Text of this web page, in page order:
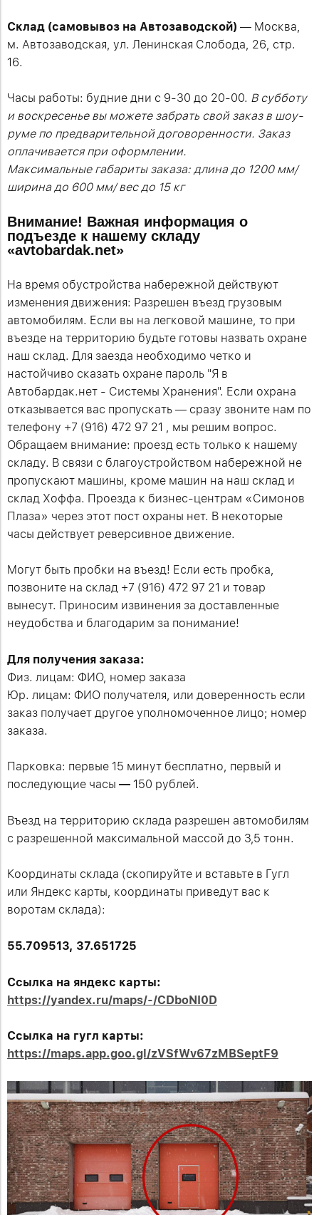
Склад (самовывоз на Автозаводской) — Москва,
м. Автозаводская, ул. Ленинская Слобода, 26, стр.
16.
Часы работы: будние дни с 9-30 до 20-00. В субботу
и воскресенье вы можете забрать свой заказ в шоу-
руме по предварительной договоренности. Заказ
оплачивается при оформлении.
Максимальные габариты заказа: длина до 1200 мм/
ширина до 600 мм/ вес до 15 кг
Внимание! Важная информация о
подъезде к нашему складу
«avtobardak.net»
На время обустройства набережной действуют
изменения движения: Разрешен въезд грузовым
автомобилям. Если вы на легковой машине, то при
въезде на территорию будьте готовы назвать охране
наш склад. Для заезда необходимо четко и
настойчиво сказать охране пароль "Я в
Автобардак.нет - Системы Хранения". Если охрана
отказывается вас пропускать — сразу звоните нам по
телефону +7 (916) 472 97 21 , мы решим вопрос.
Обращаем внимание: проезд есть только к нашему
складу. В связи с благоустройством набережной не
пропускают машины, кроме машин на наш склад и
склад Хоффа. Проезда к бизнес-центрам «Симонов
Плаза» через этот пост охраны нет. В некоторые
часы действует реверсивное движение.
Могут быть пробки на въезд! Если есть пробка,
позвоните на склад +7 (916) 472 97 21 и товар
вынесут. Приносим извинения за доставленные
неудобства и благодарим за понимание!
Для получения заказа:
Физ. лицам: ФИО, номер заказа
Юр. лицам: ФИО получателя, или доверенность если
заказ получает другое уполномоченное лицо; номер
заказа.
Парковка: первые 15 минут бесплатно, первый и
последующие часы — 150 рублей.
Въезд на территорию склада разрешен автомобилям
с разрешенной максимальной массой до 3,5 тонн.
Координаты склада (скопируйте и вставьте в Гугл
или Яндекс карты, координаты приведут вас к
воротам склада):
55.709513, 37.651725
Ссылка на яндекс карты:
https://yandex.ru/maps/-/CDboNI0D
Ссылка на гугл карты:
https://maps.app.goo.gl/zVSfWv67zMBSeptF9